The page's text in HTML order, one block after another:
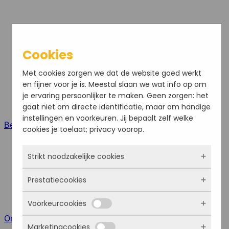
Bel ons
Online meeting
Cookies
Met cookies zorgen we dat de website goed werkt
en fijner voor je is. Meestal slaan we wat info op om
je ervaring persoonlijker te maken. Geen zorgen: het
gaat niet om directe identificatie, maar om handige
instellingen en voorkeuren. Jij bepaalt zelf welke
cookies je toelaat; privacy voorop.
Strikt noodzakelijke cookies
Deze cookies zorgen ervoor dat de website
überhaupt werkt. Ze zijn dus altijd actief en
kunnen niet worden uitgezet. Meestal worden
ze alleen geplaatst als jij iets doet, zoals
Prestatiecookies
Met deze cookies zien we hoe vaak onze site
bezocht wordt, waar bezoekers vandaan
Voorkeurcookies
Marketingcookies